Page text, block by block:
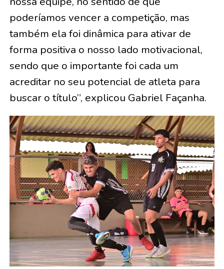
poderíamos vencer a competição, mas
também ela foi dinâmica para ativar de
forma positiva o nosso lado motivacional,
sendo que o importante foi cada um
acreditar no seu potencial de atleta para
buscar o título”, explicou Gabriel Façanha.